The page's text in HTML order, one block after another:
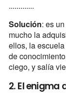
.............
Solución: es
mucho la
ellos, la
de
ciego, y salía
2. El enigma